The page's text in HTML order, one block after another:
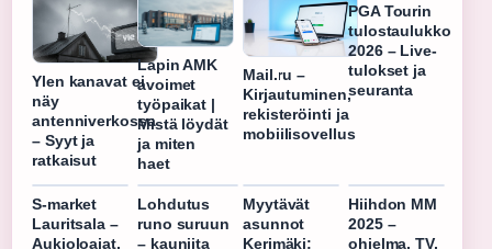
Ylen kanavat ei
näy
antenniverkossa
– Syyt ja
ratkaisut
Lapin AMK
avoimet
työpaikat |
Mistä löydät
ja miten
haet
Mail.ru –
Kirjautuminen,
rekisteröinti ja
mobiilisovellus
PGA Tourin
tulostaulukko
2026 – Live-
tulokset ja
seuranta
S-market
Lauritsala –
Aukioloajat,
Lohdutus
runo suruun
– kauniita
Myytävät
asunnot
Kerimäki:
Hiihdon MM
2025 –
ohjelma, TV,